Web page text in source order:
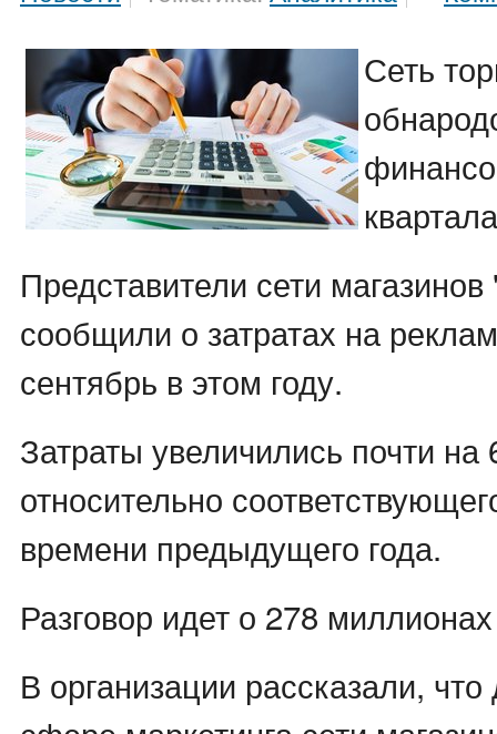
Сеть
Представители сети
сообщили о затратах на
сентябрь в этом году.
Затраты увеличились почти на
относительно
времени предыдущего года.
Разговор идет о 278
В организации рассказали, что